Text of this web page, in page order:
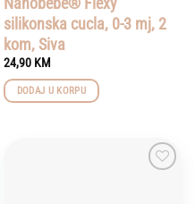
silikonska cucla, 0-3 mj, 2
kom, Siva
24,90 KM
DODAJ U KORPU